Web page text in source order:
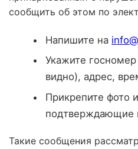
сообщить об этом по
Напишите на
Укажите
видно), адрес,
Прикрепите фото
подтверждающие
Такие сообщения